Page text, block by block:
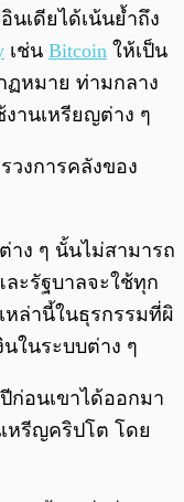
นเดียได้เน้นย้ำถึง
เช่น Bitcoin ให้เป็น
ฏหมาย ท่ามกลาง
านเหรียญต่าง ๆ
วงการคลังของ
าง ๆ นั้นไม่สามารถ
ะรัฐบาลจะใช้ทุก
หล่านี้ในธุรกรรมที่ผิ
ในระบบต่าง ๆ
ก่อนเขาได้ออกมา
หรีญคริปโต โดย